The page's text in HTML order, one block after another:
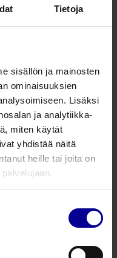
Tietoja
sisällön ja mainosten
ominaisuuksien
Lisäksi
ja analytiikka-
miten käytät
yhdistää näitä
heille tai joita on
Siksi olemme
Ei ole samantekevää,
intubaatioputki.
traumoja, vaan
on
aina
Useiden
tukea
Perinteisesti tähän
mutta pullon ja
sopivaksi
kuntoutumisen